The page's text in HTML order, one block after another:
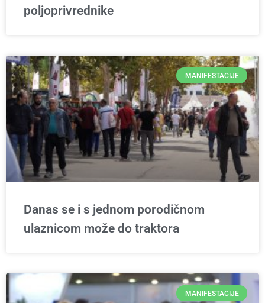
poljoprivrednike
MANIFESTACIJE
Danas se i s jednom porodičnom
ulaznicom može do traktora
MANIFESTACIJE